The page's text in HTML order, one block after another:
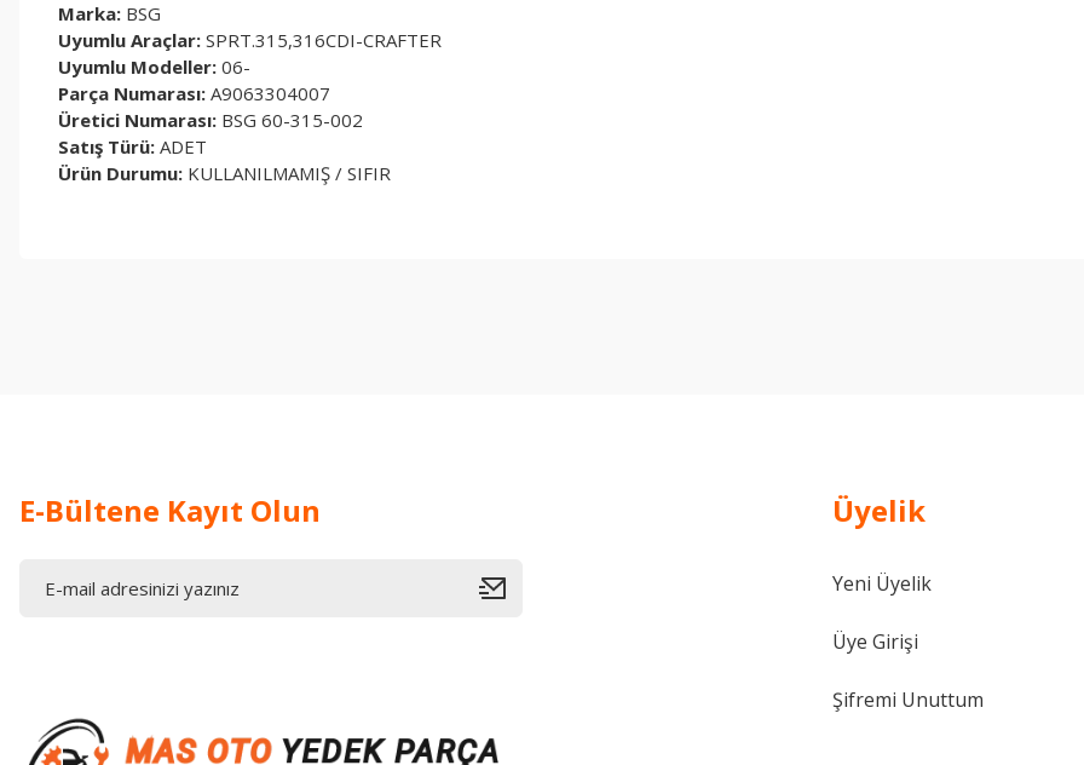
Marka: BSG
Uyumlu Araçlar: SPRT.315,316CDI-CRAFTER
Uyumlu Modeller: 06-
Parça Numarası: A9063304007
Üretici Numarası: BSG 60-315-002
Satış Türü: ADET
Ürün Durumu: KULLANILMAMIŞ / SIFIR
E-Bültene Kayıt Olun Üyelik
Yeni Üyelik
Üye Girişi
Şifremi Unuttum